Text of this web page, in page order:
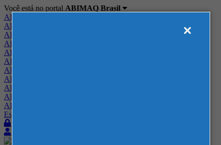
Você está no portal ABIMAQ Brasil
ABIMAQ Brasil
ABIMAQ Minas Gerais
ABIMAQ Norte-Nordeste
ABIMAQ Paraná
ABIMAQ Piracicaba
ABIMAQ Ribeirão Preto
ABIMAQ Rio de Janeiro
ABIMAQ Rio Grande do Sul
ABIMAQ Santa Catarina
ABIMAQ São Paulo
ABIMAQ Vale do Paraíba
Escritório de Relações Governamentais